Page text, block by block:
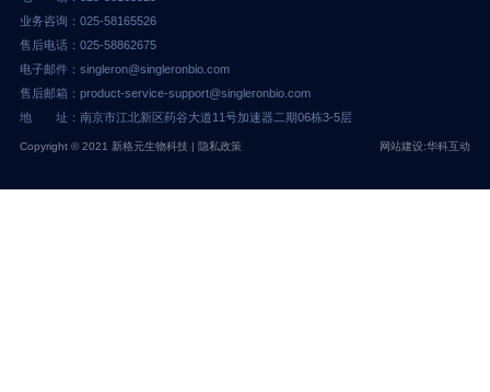
业务咨询：025-58165526
售后电话：025-58862675
电子邮件：singleron@singleronbio.com
售后邮箱：product-service-support@singleronbio.com
地 址：南京市江北新区药谷大道11号加速器二期06栋3-5层
Copyright © 2021 新格元生物科技 | 隐私政策 网站建设:华科互动